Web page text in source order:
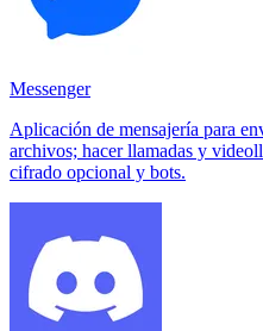
Messenger
Aplicación de mensajería para
archivos; hacer llamadas y
cifrado opcional y bots.